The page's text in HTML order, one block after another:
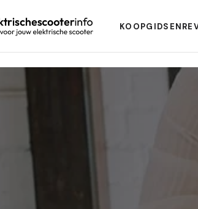
KOOPGIDSEN